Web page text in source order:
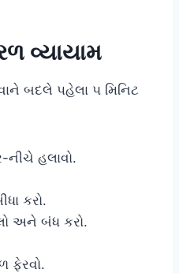
વ્યાયામ
બદલે પહેલા ૫ મિનિટ
હલાવો.
કરો.
અને બંધ કરો.
ફેરવો.